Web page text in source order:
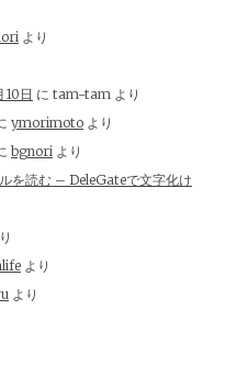
より
10日 に tam-tam より
ymorimoto より
bgnori より
を読む – DeleGateで文字化け
より
より